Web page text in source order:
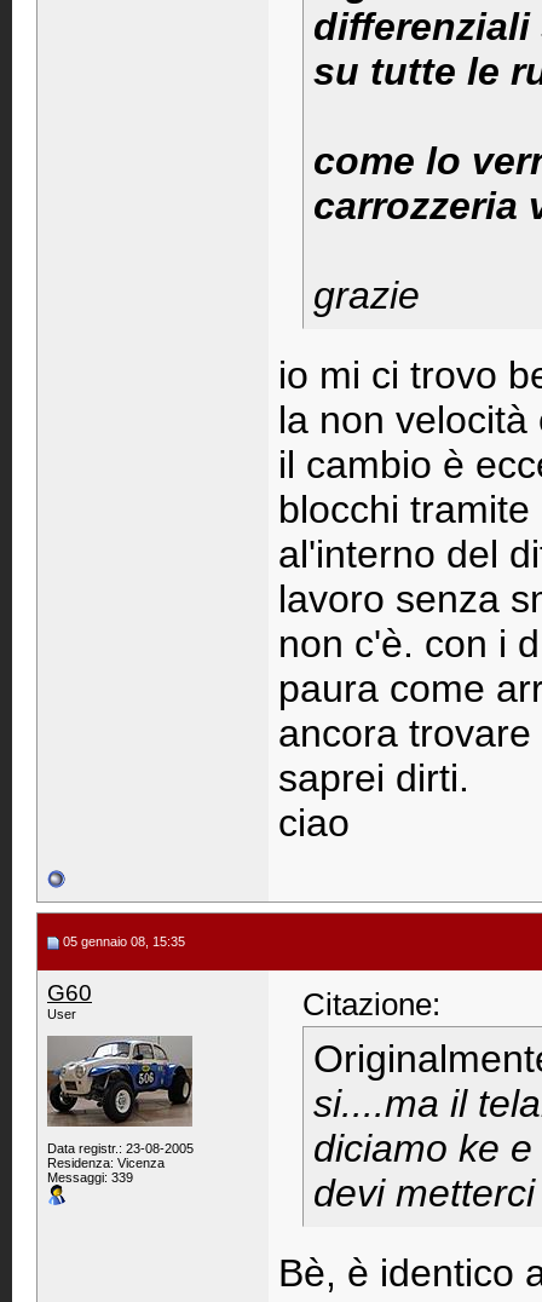
differenziali
su tutte le
come lo
carrozzeria
grazie
io mi ci trovo
la non
il cambio è
blocchi
al'interno del
lavoro senza
non c'è. con i
paura come
ancora
saprei dirti.
ciao
05 gennaio 08, 15:35
G60
User
Data registr.: 23-08-2005
Residenza: Vicenza
Messaggi: 339
Citazione:
si....ma il
diciamo ke
devi
Bè, è identico